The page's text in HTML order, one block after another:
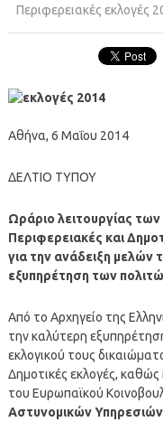
Περιφερειακές εκλογές
Αθήνα, 6 Μαΐου 2014
ΔΕΛΤΙΟ ΤΥΠΟΥ
Ωράριο λειτουργίας
Περιφερειακές και
για την ανάδειξη μελών
εξυπηρέτηση των
Από το Αρχηγείο της
την καλύτερη
εκλογικού τους
Δημοτικές εκλογές, καθώς
του Ευρωπαϊκού
Αστυνομικών